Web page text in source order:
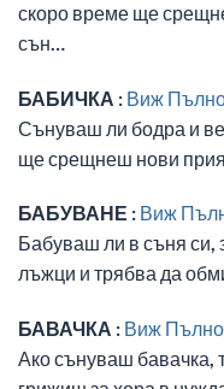
скоро време ще
сън…
БАБИЧКА : Виж
Сънуваш ли бодра и
ще срещнеш нови
БАБУВАНЕ : Виж
Бабуваш ли в съня си,
лъжци и трябва да
БАВАЧКА : Виж
Ако сънуваш бавачка,